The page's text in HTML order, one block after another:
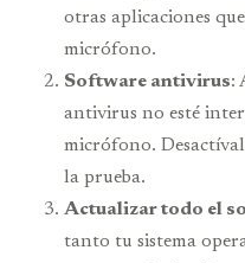
otras aplicaciones
micrófono.
Software antivirus:
antivirus no esté
micrófono.
la prueba.
Actualizar todo el
tanto tu sistema